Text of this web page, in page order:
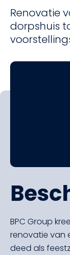
Renovatie
dorpshuis
BPC Group
renovatie van
deed als